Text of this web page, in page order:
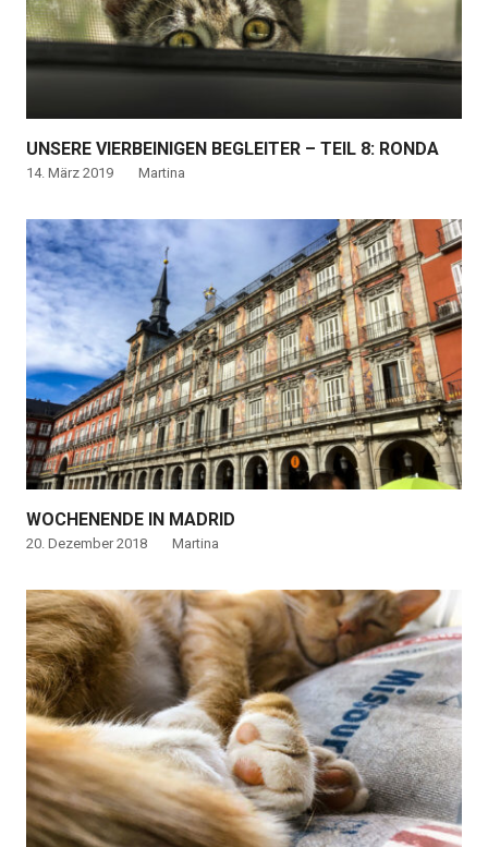
UNSERE VIERBEINIGEN BEGLEITER – TEIL 8: RONDA
14. März 2019 Martina
WOCHENENDE IN MADRID
20. Dezember 2018 Martina